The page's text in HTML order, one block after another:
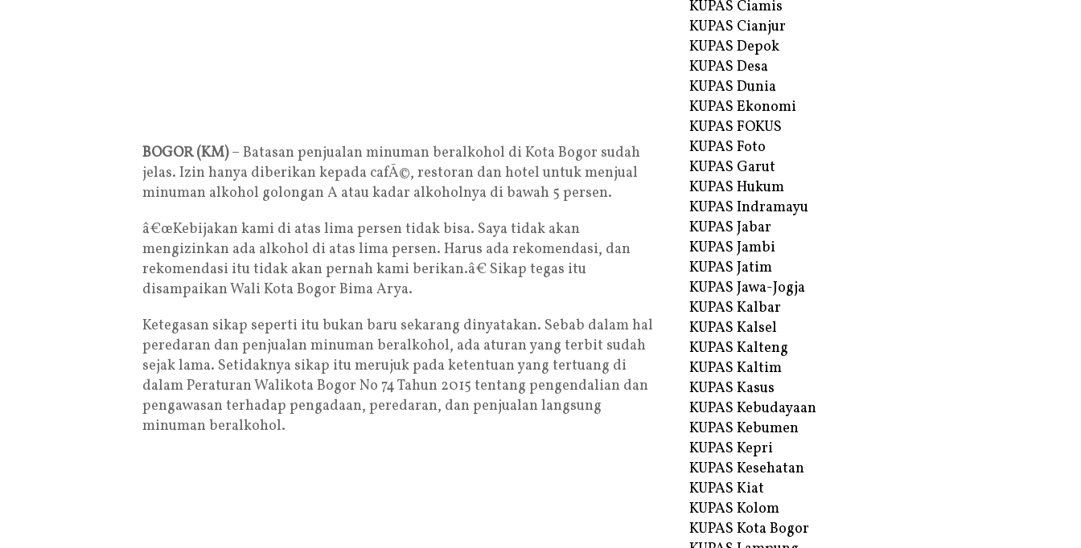
BOGOR (KM)– Batasan penjualan minuman beralkohol di Kota Bogor sudah
jelas. Izin hanya diberikan kepada cafÃ©, restoran dan hotel untuk menjual
minuman alkohol golongan A atau kadar alkoholnya di bawah 5 persen.
â€œKebijakan kami di atas lima persen tidak bisa. Saya tidak akan
mengizinkan ada alkohol di atas lima persen. Harus ada rekomendasi, dan
rekomendasi itu tidak akan pernah kami berikan.â€ Sikap tegas itu
disampaikan Wali Kota Bogor Bima Arya.
Ketegasan sikap seperti itu bukan baru sekarang dinyatakan. Sebab dalam hal
peredaran dan penjualan minuman beralkohol, ada aturan yang terbit sudah
sejak lama. Setidaknya sikap itu merujuk pada ketentuan yang tertuang di
dalam Peraturan Walikota Bogor No 74 Tahun 2015 tentang pengendalian dan
pengawasan terhadap pengadaan, peredaran, dan penjualan langsung
minuman beralkohol.
KUPAS Ciamis
KUPAS Cianjur
KUPAS Depok
KUPAS Desa
KUPAS Dunia
KUPAS Ekonomi
KUPAS FOKUS
KUPAS Foto
KUPAS Garut
KUPAS Hukum
KUPAS Indramayu
KUPAS Jabar
KUPAS Jambi
KUPAS Jatim
KUPAS Jawa-Jogja
KUPAS Kalbar
KUPAS Kalsel
KUPAS Kalteng
KUPAS Kaltim
KUPAS Kasus
KUPAS Kebudayaan
KUPAS Kebumen
KUPAS Kepri
KUPAS Kesehatan
KUPAS Kiat
KUPAS Kolom
KUPAS Kota Bogor